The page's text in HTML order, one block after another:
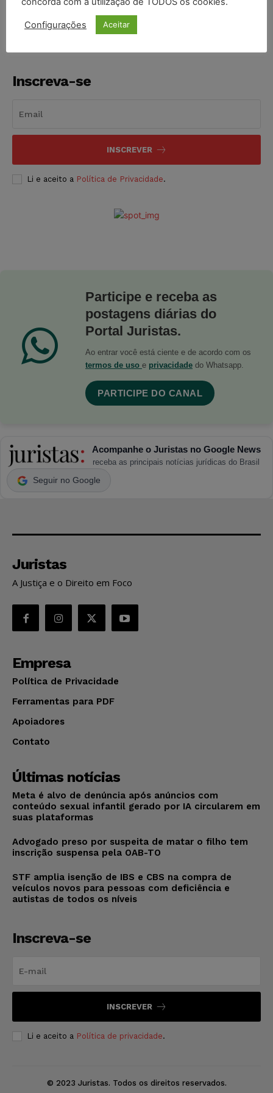
Inscreva-se
INSCREVER
Li e aceito a Política de Privacidade.
Participe e receba as
postagens diárias do
Portal Juristas.
Ao entrar você está ciente e de acordo com os
termos de uso e privacidade do Whatsapp.
PARTICIPE DO CANAL
Acompanhe o Juristas no Google News
receba as principais notícias jurídicas do Brasil
Seguir no Google
Juristas
A Justiça e o Direito em Foco
Empresa
Política de Privacidade
Ferramentas para PDF
Apoiadores
Contato
Últimas notícias
Meta é alvo de denúncia após anúncios com
conteúdo sexual infantil gerado por IA circularem em
suas plataformas
Advogado preso por suspeita de matar o filho tem
inscrição suspensa pela OAB-TO
STF amplia isenção de IBS e CBS na compra de
veículos novos para pessoas com deficiência e
autistas de todos os níveis
Inscreva-se
INSCREVER
Li e aceito a Política de privacidade.
© 2023 Juristas. Todos os direitos reservados.
Configurações Aceitar